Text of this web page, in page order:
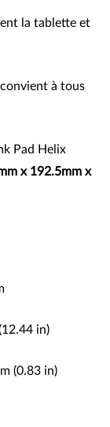
la tablette et
à tous
Pad Helix
x 192.5mm x
in)
(0.83 in)